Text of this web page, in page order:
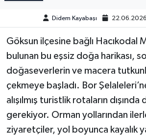
Didem Kayabaşı
Göksun ilçesine bağlı Hacıkodal
bulunan bu eşsiz doğa harikası,
doğaseverlerin ve macera
çekmeye başladı. Bor
alışılmış turistlik rotaların dışında
gerekiyor. Orman yollarından
ziyaretçiler, yol boyunca kayalık